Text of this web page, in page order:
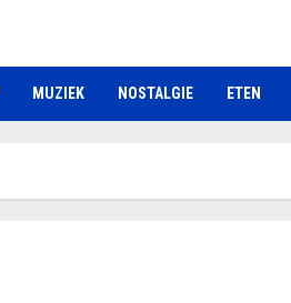
MUZIEK NOSTALGIE ETEN